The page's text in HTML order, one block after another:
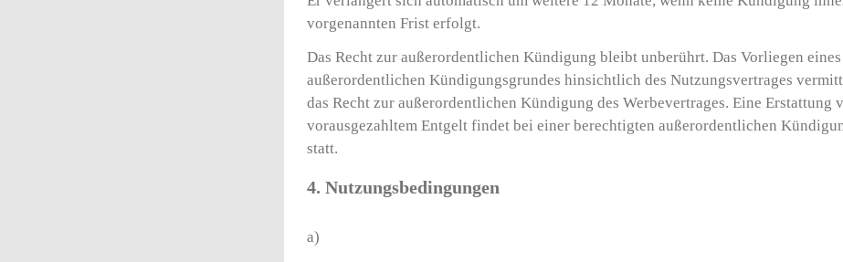
vorgenannten Frist erfolgt.
Das Recht zur außerordentlichen Kündigung bleibt unberührt. Das Vorliegen eines
außerordentlichen Kündigungsgrundes hinsichtlich des Nutzungsvertrages
das Recht zur außerordentlichen Kündigung des Werbevertrages. Eine Erstattung
vorausgezahltem Entgelt findet bei einer berechtigten außerordentlichen
statt.
4. Nutzungsbedingungen
a)